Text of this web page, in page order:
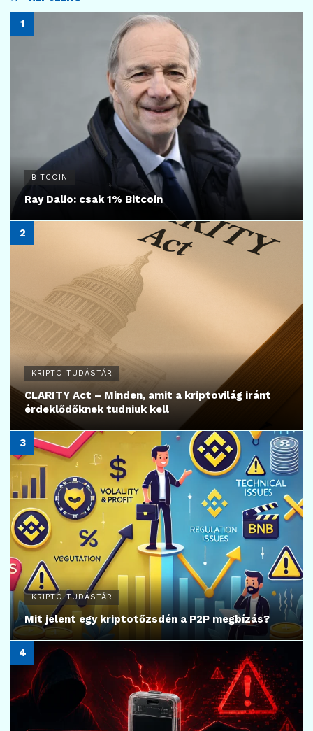
BITCOIN
Ray Dalio: csak 1% Bitcoin
KRIPTO TUDÁSTÁR
CLARITY Act – Minden, amit a kriptovilág iránt
érdeklődőknek tudniuk kell
KRIPTO TUDÁSTÁR
Mit jelent egy kriptotőzsdén a P2P megbízás?